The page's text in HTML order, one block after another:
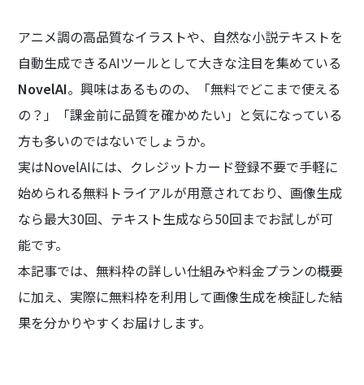
アニメ調の高品質なイラストや、自然な小説テキストを
自動生成できるAIツールとして大きな注目を集めている
NovelAI。興味はあるものの、「無料でどこまで使える
の？」「課金前に品質を確かめたい」と気になっている
方も多いのではないでしょうか。
実はNovelAIには、クレジットカード登録不要で手軽に
始められる無料トライアルが用意されており、画像生成
なら最大30回、テキスト生成なら50回までお試しが可
能です。
本記事では、無料枠の詳しい仕組みや料金プランの概要
に加え、実際に無料枠を利用して画像生成を検証した結
果を分かりやすくお届けします。